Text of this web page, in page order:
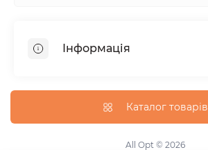
Інформація
Оплата та доставка
Повернення та обмін
Політика конфіденційності
Каталог товарів
All Opt © 2026